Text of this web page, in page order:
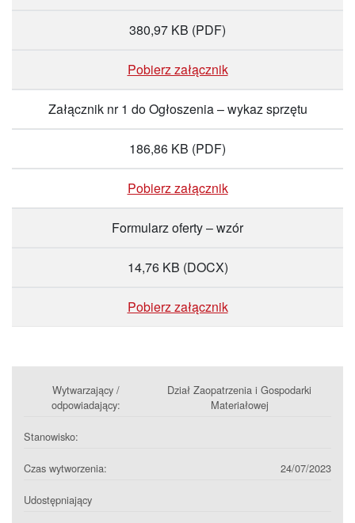
380,97 KB (PDF)
Pobierz załącznik
Załącznik nr 1 do Ogłoszenia – wykaz sprzętu
186,86 KB (PDF)
Pobierz załącznik
Formularz oferty – wzór
14,76 KB (DOCX)
Pobierz załącznik
Wytwarzający /
odpowiadający:
Dział Zaopatrzenia i Gospodarki
Materiałowej
Stanowisko:
Czas wytworzenia: 24/07/2023
Udostępniający